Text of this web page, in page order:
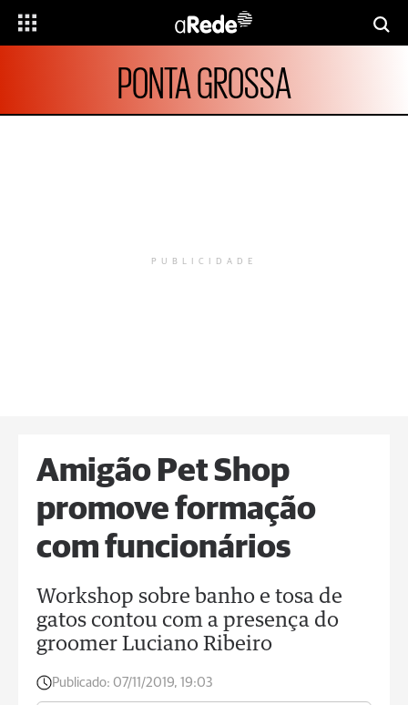
PONTA GROSSA
PUBLICIDADE
Amigão Pet Shop
promove formação
com funcionários
Workshop sobre banho e tosa de
gatos contou com a presença do
groomer Luciano Ribeiro
Publicado: 07/11/2019, 19:03